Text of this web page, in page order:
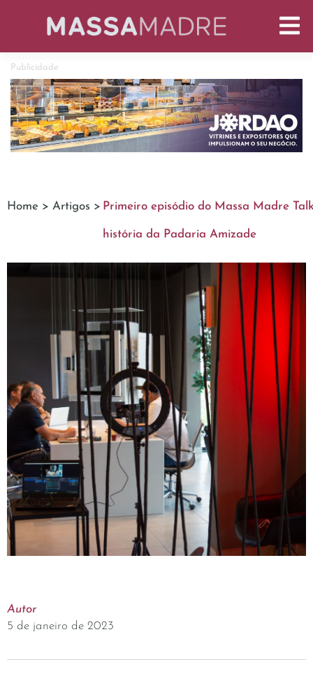
Publicidade
Home > Artigos > Primeiro episódio do Massa Madre
história da Padaria Amizade
Autor
5 de janeiro de 2023